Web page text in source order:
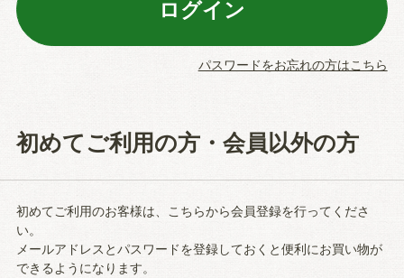
パスワードをお忘れの方はこちら
初めてご利用の方・会員以外の方
初めてご利用のお客様は、こちらから会員登録を行ってくださ
い。
メールアドレスとパスワードを登録しておくと便利にお買い物が
できるようになります。